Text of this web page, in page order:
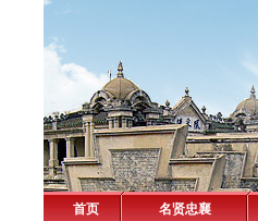
首页 名贤忠襄